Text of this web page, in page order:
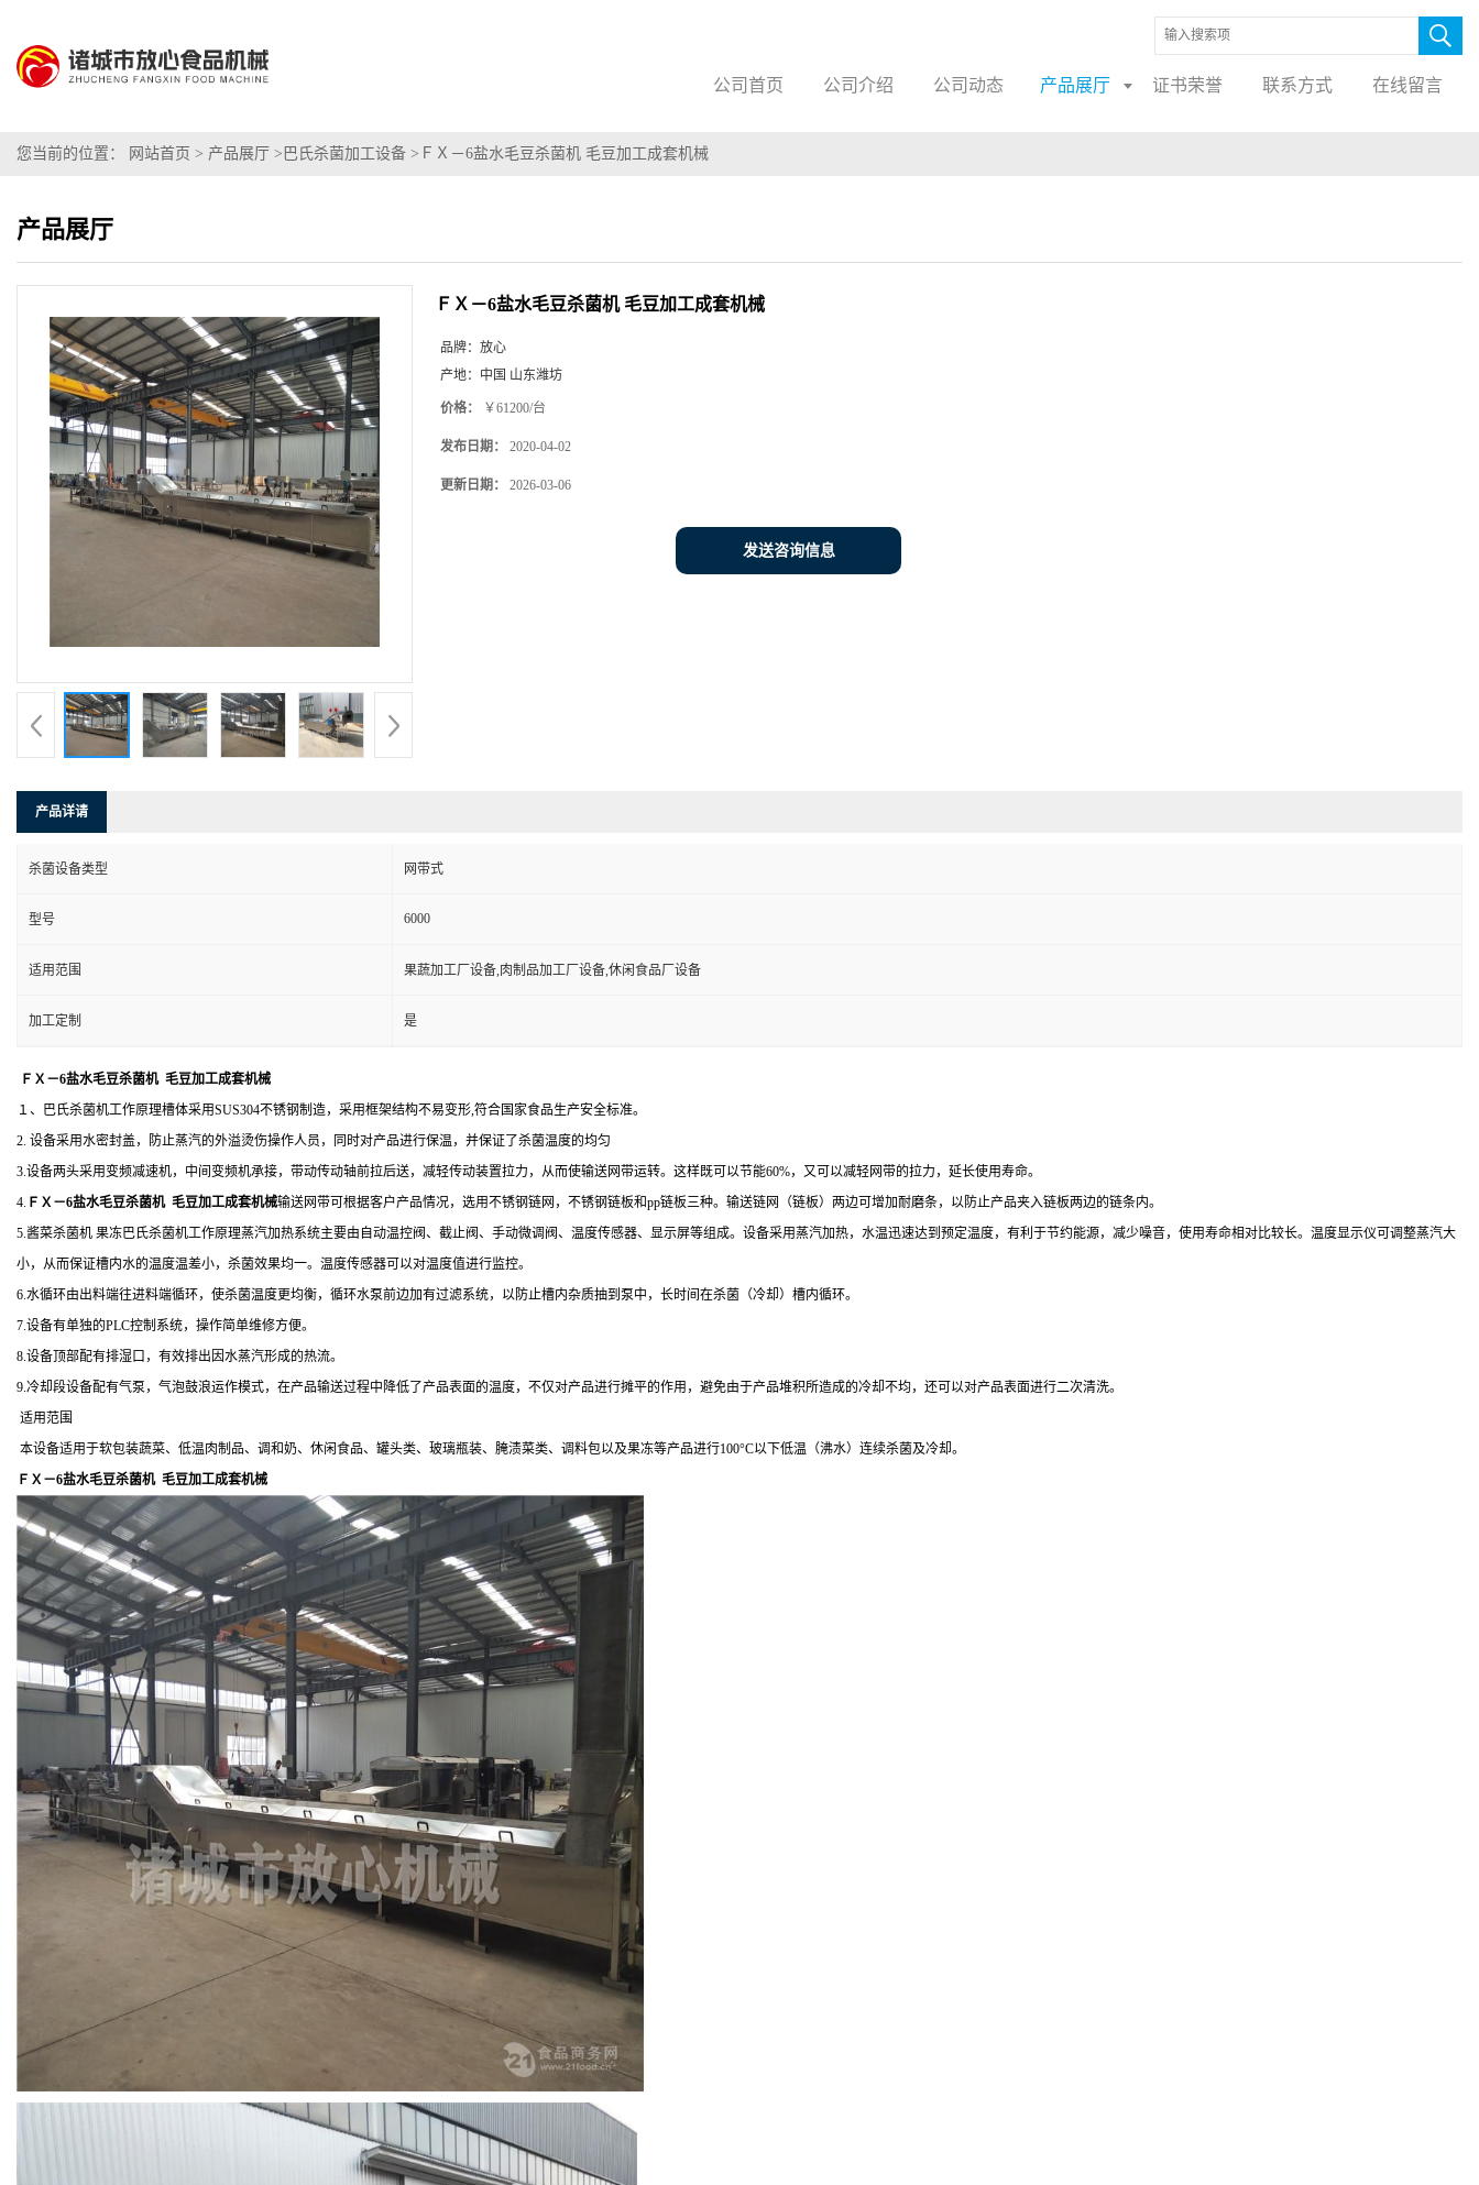
公司首页 公司介绍 公司动态 产品展厅 证书荣誉 联系方式 在线留言
您当前的位置： 网站首页 > 产品展厅 > 巴氏杀菌加工设备 > ＦＸ－6盐水毛豆杀菌机 毛豆加工成套机械
产品展厅
ＦＸ－6盐水毛豆杀菌机 毛豆加工成套机械
品牌： 放心
产地： 中国 山东潍坊
价格： ￥61200/台
发布日期： 2020-04-02
更新日期： 2026-03-06
发送咨询信息
产品详请
杀菌设备类型 网带式
型号 6000
适用范围 果蔬加工厂设备,肉制品加工厂设备,休闲食品厂设备
加工定制 是
ＦＸ－6盐水毛豆杀菌机 毛豆加工成套机械
１、巴氏杀菌机工作原理槽体采用SUS304不锈钢制造，采用框架结构不易变形,符合国家食品生产安全标准。
2. 设备采用水密封盖，防止蒸汽的外溢烫伤操作人员，同时对产品进行保温，并保证了杀菌温度的均匀
3.设备两头采用变频减速机，中间变频机承接，带动传动轴前拉后送，减轻传动装置拉力，从而使输送网带运转。这样既可以节能60%，又可以减轻网带的拉力，延长使用寿命。
4. ＦＸ－6盐水毛豆杀菌机 毛豆加工成套机械输送网带可根据客户产品情况，选用不锈钢链网，不锈钢链板和pp链板三种。输送链网（链板）两边可增加耐磨条，以防止产品夹入链板两边的链条内。
5.酱菜杀菌机 果冻巴氏杀菌机工作原理蒸汽加热系统主要由自动温控阀、截止阀、手动微调阀、温度传感器、显示屏等组成。设备采用蒸汽加热，水温迅速达到预定温度，有利于节约能源，减少噪音，使用寿命相对比较长。温度显示仪可调整蒸汽大
小，从而保证槽内水的温度温差小，杀菌效果均一。温度传感器可以对温度值进行监控。
6.水循环由出料端往进料端循环，使杀菌温度更均衡，循环水泵前边加有过滤系统，以防止槽内杂质抽到泵中，长时间在杀菌（冷却）槽内循环。
7.设备有单独的PLC控制系统，操作简单维修方便。
8.设备顶部配有排湿口，有效排出因水蒸汽形成的热流。
9.冷却段设备配有气泵，气泡鼓浪运作模式，在产品输送过程中降低了产品表面的温度，不仅对产品进行摊平的作用，避免由于产品堆积所造成的冷却不均，还可以对产品表面进行二次清洗。
适用范围
本设备适用于软包装蔬菜、低温肉制品、调和奶、休闲食品、罐头类、玻璃瓶装、腌渍菜类、调料包以及果冻等产品进行100°C以下低温（沸水）连续杀菌及冷却。
ＦＸ－6盐水毛豆杀菌机 毛豆加工成套机械